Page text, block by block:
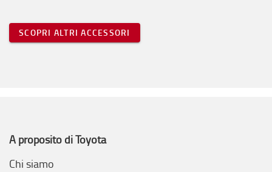
SCOPRI ALTRI ACCESSORI
A proposito di Toyota
Chi siamo